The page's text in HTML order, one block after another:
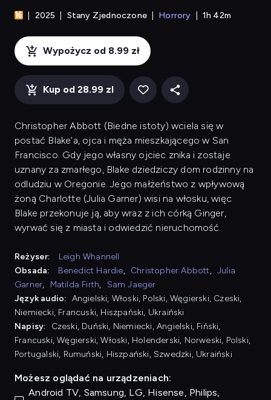
2025 Stany Zjednoczone Horrory 1h 42m
Wypożycz od 8.99 zł
Kup od 28.99 zl
Christopher Abbott (Biedne istoty) wciela się w
postać Blake’a, ojca i męża mieszkającego w San
Francisco. Gdy jego własny ojciec znika i zostaje
uznany za zmarłego, Blake dziedziczy dom rodzinny na
odludziu w Oregonie. Jego małżeństwo z wpływową
żoną Charlotte (Julia Garner) wisi na włosku, więc
Blake przekonuje ją, aby wraz z ich córką Ginger,
wyrwać się z miasta i odwiedzić nieruchomość.
Reżyser:
Leigh Whannell
Obsada:
Benedict Hardie, Christopher Abbott, Julia
Garner, Matilda Firth,
Sam Jaeger
Język audio: Angielski, Włoski, Polski, Węgierski, Czeski,
Niemiecki, Francuski, Hiszpański, Ukraiński
Napisy:
Czeski, Duński, Niemiecki, Angielski, Fiński,
Francuski, Węgierski, Włoski, Holenderski, Norweski, Polski,
Portugalski, Rumuński, Hiszpański, Szwedzki, Ukraiński
Możesz oglądać na urządzeniach:
Android TV, Samsung, LG, Hisense, Philips,